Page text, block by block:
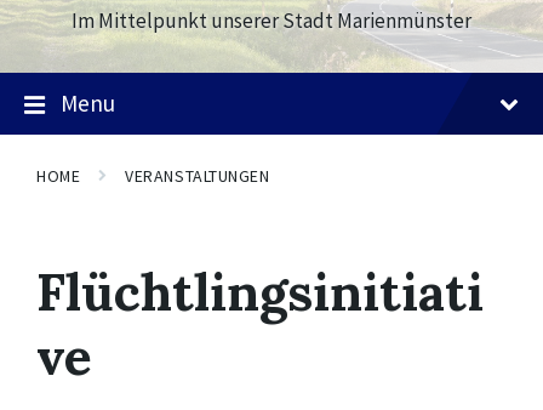
Im Mittelpunkt unserer Stadt Marienmünster
Menu
HOME VERANSTALTUNGEN
Flüchtlingsinitiati
ve